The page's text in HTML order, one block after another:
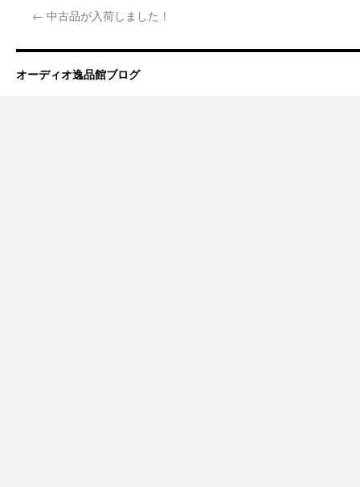
← 中古品が入荷しました！
オーディオ逸品館ブログ